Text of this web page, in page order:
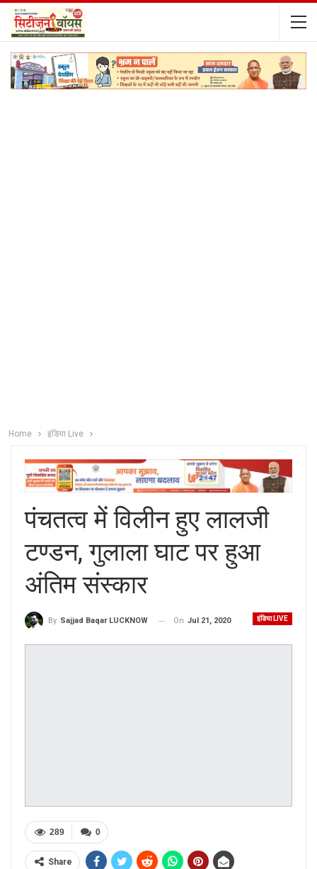
Home इंडिया Live
पंचतत्व में विलीन हुए लालजी
टण्डन, गुलाला घाट पर हुआ
अंतिम संस्कार
इंडिया LIVE
By Sajjad Baqar LUCKNOW On Jul 21, 2020
0
289
Share